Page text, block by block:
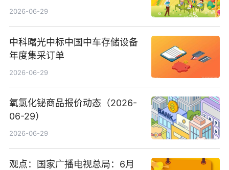
2026-06-29
中科曙光中标中国中车存储设备
年度集采订单
2026-06-29
氧氯化铋商品报价动态（2026-
06-29）
2026-06-29
观点：国家广播电视总局：6月